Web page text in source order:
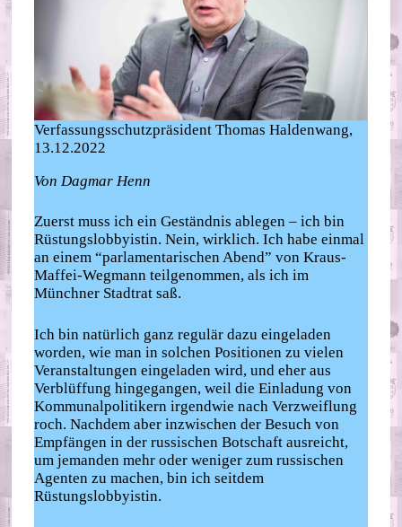
Verfassungsschutzpräsident Thomas Haldenwang,
13.12.2022
Von Dagmar Henn
Zuerst muss ich ein Geständnis ablegen – ich bin
Rüstungslobbyistin. Nein, wirklich. Ich habe einmal
an einem “parlamentarischen Abend” von Kraus-
Maffei-Wegmann teilgenommen, als ich im
Münchner Stadtrat saß.
Ich bin natürlich ganz regulär dazu eingeladen
worden, wie man in solchen Positionen zu vielen
Veranstaltungen eingeladen wird, und eher aus
Verblüffung hingegangen, weil die Einladung von
Kommunalpolitikern irgendwie nach Verzweiflung
roch. Nachdem aber inzwischen der Besuch von
Empfängen in der russischen Botschaft ausreicht,
um jemanden mehr oder weniger zum russischen
Agenten zu machen, bin ich seitdem
Rüstungslobbyistin.